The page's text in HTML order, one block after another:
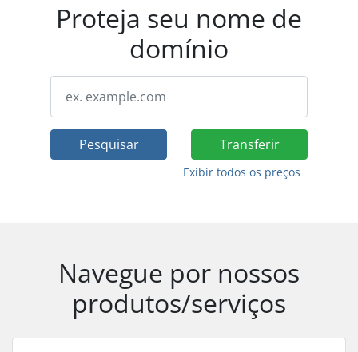
Proteja seu nome de
domínio
Pesquisar Transferir
Exibir todos os preços
Navegue por nossos
produtos/serviços